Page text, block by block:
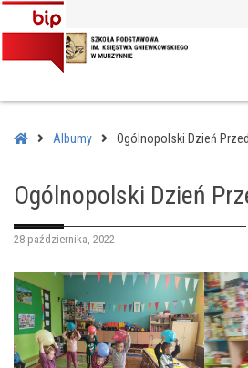
–
Ogólnopolski
Przedszkolaka
HomeAlbumy Ogólnopolski Dzień
Ogólnopolski Dzień
28 października, 2022